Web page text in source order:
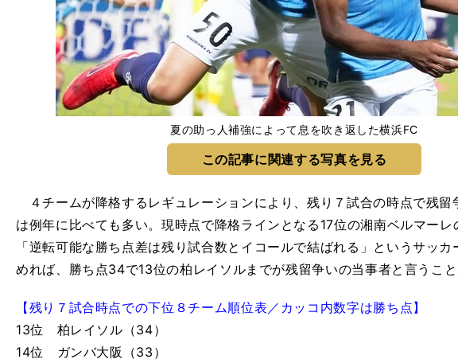
夏の助っ人補強によって息を吹き返した横浜FC
この記事に関連する写真を見る
４チームが降格するレギュレーションにより、残り７試合の時点で残留
は例年に比べても多い。現時点で降格ラインとなる17位の湘南ベルマーレ
「逆転可能な勝ち点差は残り試合数とイコールで結ばれる」というサッ
めれば、勝ち点34で13位の柏レイソルまでが残留争いの当事者と言うこと
【残り７試合時点での下位８チーム順位表／カッコ内数字は勝ち点】
13位 柏レイソル（34）
14位 ガンバ大阪（33）